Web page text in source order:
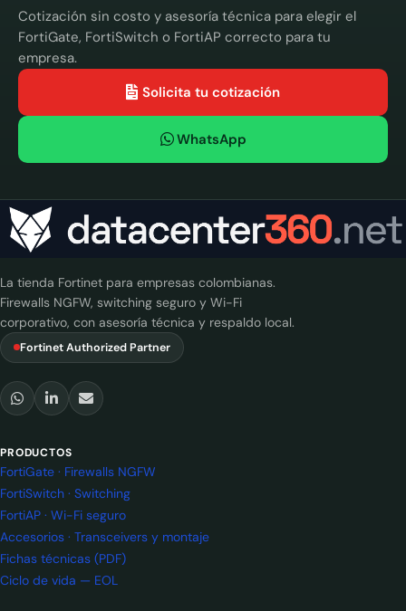
Cotización sin costo y asesoría técnica para elegir el
FortiGate, FortiSwitch o FortiAP correcto para tu
empresa.
Solicita tu cotización
WhatsApp
La tienda Fortinet para empresas colombianas.
Firewalls NGFW, switching seguro y Wi-Fi
corporativo, con asesoría técnica y respaldo local.
Fortinet Authorized Partner
PRODUCTOS
FortiGate · Firewalls NGFW
FortiSwitch · Switching
FortiAP · Wi-Fi seguro
Accesorios · Transceivers y montaje
Fichas técnicas (PDF)
Ciclo de vida — EOL